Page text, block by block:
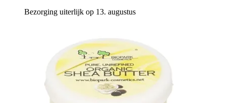
Bezorging uiterlijk op 13. augustus